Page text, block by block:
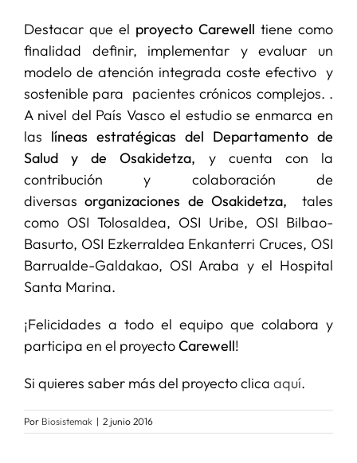
Destacar que el proyecto Carewell tiene como
finalidad definir, implementar y evaluar un
modelo de atención integrada coste efectivo y
sostenible para pacientes crónicos complejos. .
A nivel del País Vasco el estudio se enmarca en
las líneas estratégicas del Departamento de
Salud
y de Osakidetza, y cuenta con la
contribución y colaboración de
diversasorganizaciones de Osakidetza, tales
como OSI Tolosaldea, OSI Uribe, OSI Bilbao-
Basurto, OSI Ezkerraldea Enkanterri Cruces, OSI
Barrualde-Galdakao, OSI Araba y el Hospital
Santa Marina.
¡Felicidades a todo el equipo que colabora y
participa en el proyectoCarewell!
Si quieres saber más del proyecto clica aquí.
Por Biosistemak | 2 junio 2016